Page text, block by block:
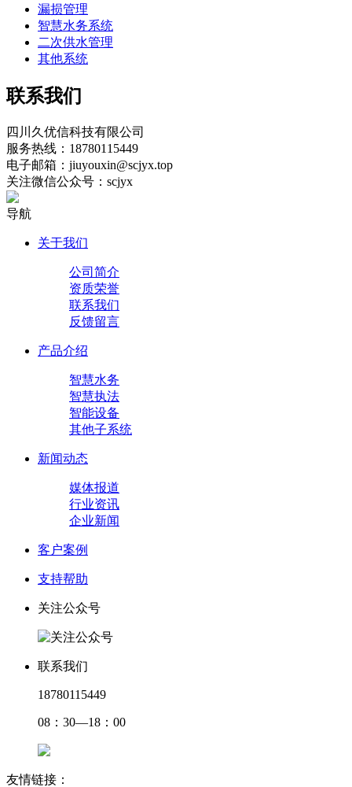
漏损管理
智慧水务系统
二次供水管理
其他系统
联系我们
四川久优信科技有限公司
服务热线：18780115449
电子邮箱：jiuyouxin@scjyx.top
关注微信公众号：scjyx
导航
关于我们
公司简介
资质荣誉
联系我们
反馈留言
产品介绍
智慧水务
智慧执法
智能设备
其他子系统
新闻动态
媒体报道
行业资讯
企业新闻
客户案例
支持帮助
关注公众号
联系我们
18780115449
08：30—18：00
友情链接：